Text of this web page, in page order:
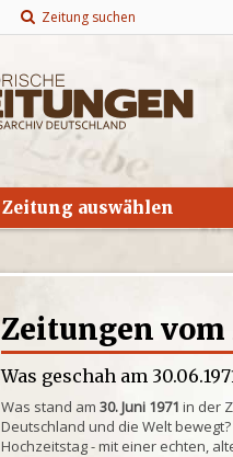
Zeitung suchen
Zeitung auswählen
Zeitungen vom
Was geschah am
Was stand am30. Juni 1971 in der
Deutschland und die Welt
Hochzeitstag - mit einer echten,